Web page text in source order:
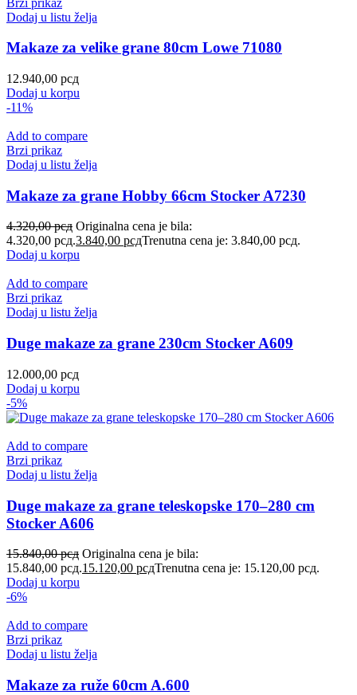
Dodaj u listu želja
Makaze za velike grane 80cm Lowe 71080
12.940,00 рсд
Dodaj u korpu
-11%
Add to compare
Brzi prikaz
Dodaj u listu želja
Makaze za grane Hobby 66cm Stocker A7230
4.320,00рсд Originalna cena je bila:
4.320,00 рсд.3.840,00 рсдTrenutna cena je: 3.840,00 рсд.
Dodaj u korpu
Add to compare
Brzi prikaz
Dodaj u listu želja
Duge makaze za grane 230cm Stocker A609
12.000,00 рсд
Dodaj u korpu
-5%
Add to compare
Brzi prikaz
Dodaj u listu želja
Duge makaze za grane teleskopske 170–280 cm
Stocker A606
15.840,00рсд Originalna cena je bila:
15.840,00 рсд.15.120,00 рсдTrenutna cena je: 15.120,00 рсд.
Dodaj u korpu
-6%
Add to compare
Brzi prikaz
Dodaj u listu želja
Makaze za ruže 60cm A.600